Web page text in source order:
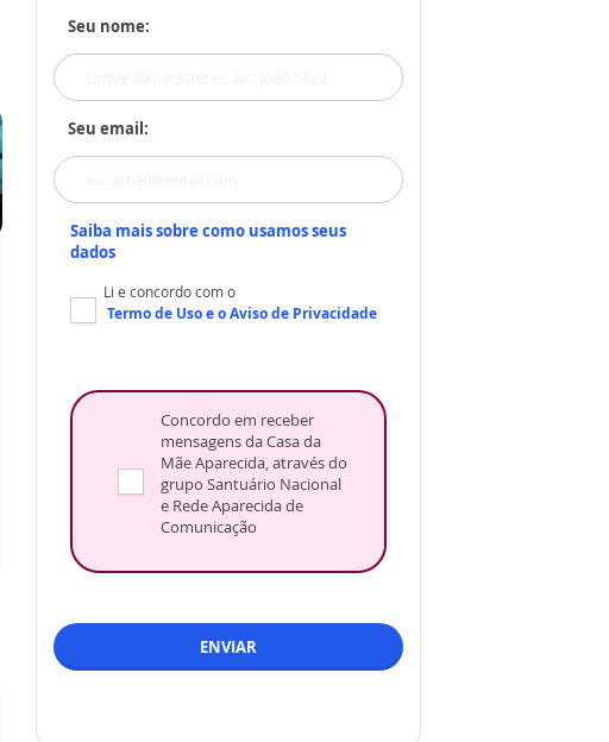
Seu nome:
Seu email:
Saiba mais sobre como usamos seus
dados
Li e concordo com o
Termo de Usoe oAviso de Privacidade
Concordo em receber
mensagens da Casa da
Mãe Aparecida, através do
grupo Santuário Nacional
e Rede Aparecida de
Comunicação
ENVIAR